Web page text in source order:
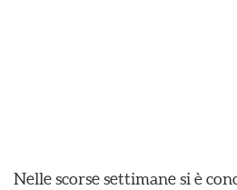
Nelle scorse settimane si è